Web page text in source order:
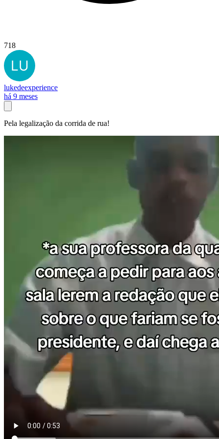
718
lukedeexperience
há 9 meses
Pela legalização da corrida de rua!